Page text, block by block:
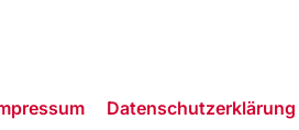
Datenschutzerklärung